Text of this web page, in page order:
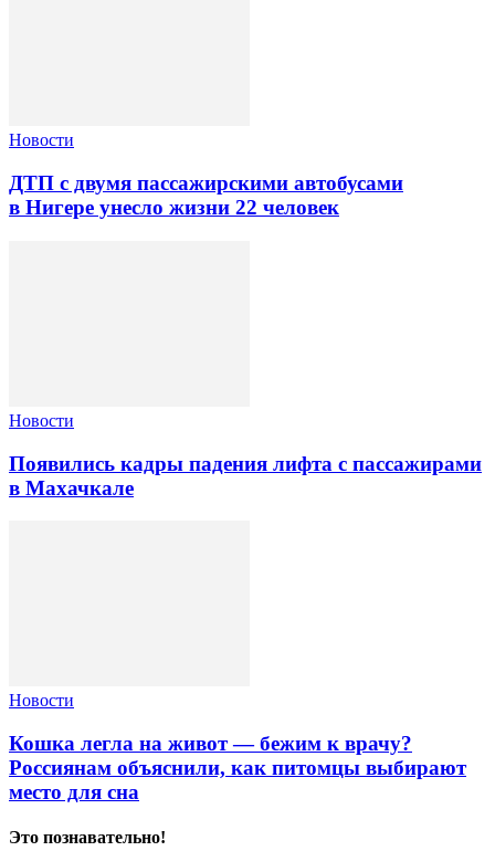
Новости
ДТП с двумя пассажирскими автобусами
в Нигере унесло жизни 22 человек
Новости
Появились кадры падения лифта с пассажирами
в Махачкале
Новости
Кошка легла на живот — бежим к врачу?
Россиянам объяснили, как питомцы выбирают
место для сна
Это познавательно!